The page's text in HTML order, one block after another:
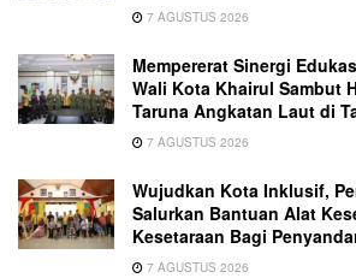
7 AGUSTUS 2026
Mempererat Sinergi
Wali Kota Khairul Sambut
Taruna Angkatan Laut di
7 AGUSTUS 2026
Wujudkan Kota Inklusif,
Salurkan Bantuan Alat
Kesetaraan Bagi
7 AGUSTUS 2026